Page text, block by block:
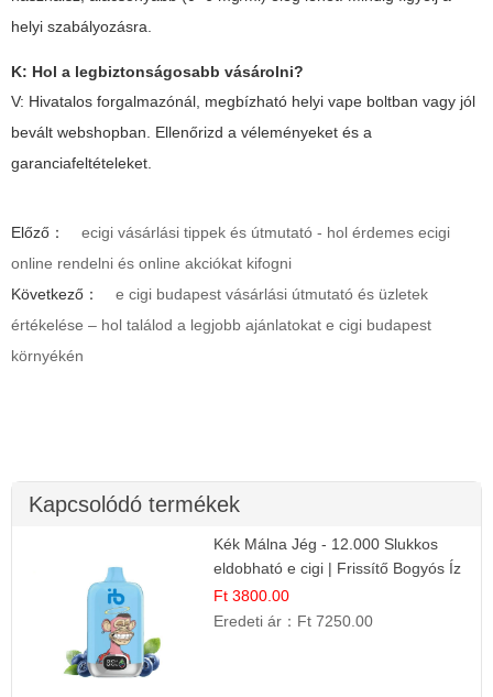
helyi szabályozásra.
K: Hol a legbiztonságosabb vásárolni?
V: Hivatalos forgalmazónál, megbízható helyi vape boltban vagy jól
bevált webshopban. Ellenőrizd a véleményeket és a
garanciafeltételeket.
Előző：
ecigi vásárlási tippek és útmutató - hol érdemes ecigi
online rendelni és online akciókat kifogni
Következő：
e cigi budapest vásárlási útmutató és üzletek
értékelése – hol találod a legjobb ajánlatokat e cigi budapest
környékén
Kapcsolódó termékek
Kék Málna Jég - 12.000 Slukkos
eldobható e cigi | Frissítő Bogyós Íz
Ft 3800.00
Eredeti ár： Ft 7250.00